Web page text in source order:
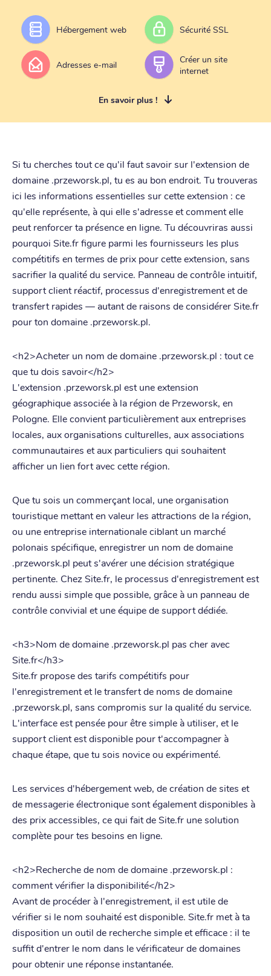
Hébergement web Sécurité SSL
Adresses e-mail
Créer un site
internet
En savoir plus !
Si tu cherches tout ce qu'il faut savoir sur l'extension de
domaine .przeworsk.pl, tu es au bon endroit. Tu trouveras
ici les informations essentielles sur cette extension : ce
qu'elle représente, à qui elle s'adresse et comment elle
peut renforcer ta présence en ligne. Tu découvriras aussi
pourquoi Site.fr figure parmi les fournisseurs les plus
compétitifs en termes de prix pour cette extension, sans
sacrifier la qualité du service. Panneau de contrôle intuitif,
support client réactif, processus d'enregistrement et de
transfert rapides — autant de raisons de considérer Site.fr
pour ton domaine .przeworsk.pl.
<h2>Acheter un nom de domaine .przeworsk.pl : tout ce
que tu dois savoir</h2>
L'extension .przeworsk.pl est une extension
géographique associée à la région de Przeworsk, en
Pologne. Elle convient particulièrement aux entreprises
locales, aux organisations culturelles, aux associations
communautaires et aux particuliers qui souhaitent
afficher un lien fort avec cette région.
Que tu sois un commerçant local, une organisation
touristique mettant en valeur les attractions de la région,
ou une entreprise internationale ciblant un marché
polonais spécifique, enregistrer un nom de domaine
.przeworsk.pl peut s'avérer une décision stratégique
pertinente. Chez Site.fr, le processus d'enregistrement est
rendu aussi simple que possible, grâce à un panneau de
contrôle convivial et une équipe de support dédiée.
<h3>Nom de domaine .przeworsk.pl pas cher avec
Site.fr</h3>
Site.fr propose des tarifs compétitifs pour
l'enregistrement et le transfert de noms de domaine
.przeworsk.pl, sans compromis sur la qualité du service.
L'interface est pensée pour être simple à utiliser, et le
support client est disponible pour t'accompagner à
chaque étape, que tu sois novice ou expérimenté.
Les services d'hébergement web, de création de sites et
de messagerie électronique sont également disponibles à
des prix accessibles, ce qui fait de Site.fr une solution
complète pour tes besoins en ligne.
<h2>Recherche de nom de domaine .przeworsk.pl :
comment vérifier la disponibilité</h2>
Avant de procéder à l'enregistrement, il est utile de
vérifier si le nom souhaité est disponible. Site.fr met à ta
disposition un outil de recherche simple et efficace : il te
suffit d'entrer le nom dans le vérificateur de domaines
pour obtenir une réponse instantanée.